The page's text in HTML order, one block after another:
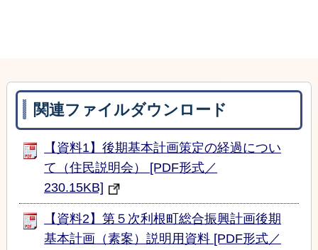
関連ファイルダウンロード
【資料1】後期基本計画策定の経過につい
て（住民説明会） [PDF形式／
230.15KB]
【資料2】第５次利根町総合振興計画後期
基本計画（素案）説明用資料 [PDF形式／